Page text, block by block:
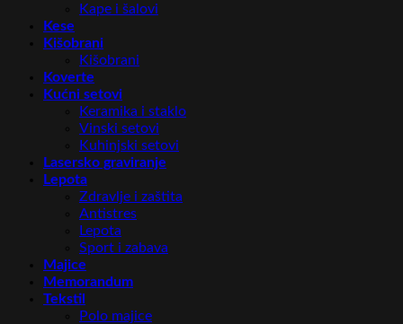
Kape i šalovi
Kese
Kišobrani
Kišobrani
Koverte
Kućni setovi
Keramika i staklo
Vinski setovi
Kuhinjski setovi
Lasersko graviranje
Lepota
Zdravlje i zaštita
Antistres
Lepota
Sport i zabava
Majice
Memorandum
Tekstil
Polo majice